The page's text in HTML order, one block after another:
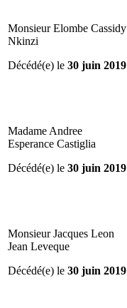
Monsieur Elombe Cassidy
Nkinzi
Décédé(e) le 30 juin 2019
Madame Andree
Esperance Castiglia
Décédé(e) le 30 juin 2019
Monsieur Jacques Leon
Jean Leveque
Décédé(e) le 30 juin 2019